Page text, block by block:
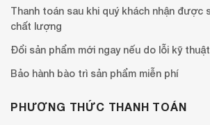
Thanh toán sau khi quý khách nhận được
chất lượng
Đổi sản phẩm mới ngay nếu do lỗi kỹ thuật
Bảo hành bào trì sản phẩm miễn phí
PHƯƠNG THỨC THANH TOÁN